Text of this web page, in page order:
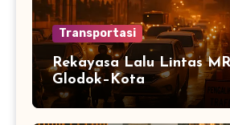
Transportasi
Rekayasa Lalu Lintas
Glodok–Kota